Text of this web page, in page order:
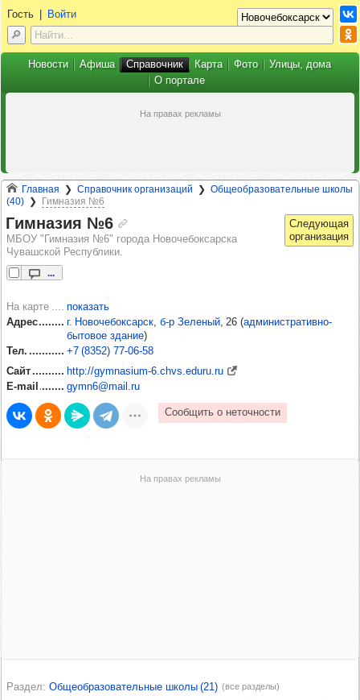
Главная Справочник организаций
Общеобразовательные школы
(40)
Гимназия №6
Гим­на­зия №6
МБОУ "Гимназия №6" города Новочебоксарска
Чувашской Республики.
...
На карте
показать
Адрес
г. Новочебоксарск б‑р Зеленый , 26 (административно-
бытовое здание)
Тел.
+7 (8352) 77‑06‑58
Сайт
http://gymnasium-6.chvs.eduru.ru
E-mail
gymn6@mail.ru
Раздел Общеобразовательные школы (21) (все разделы)
Гость| Войти
Новости Афиша Справочник Карта Фото
Улицы, дома
О портале